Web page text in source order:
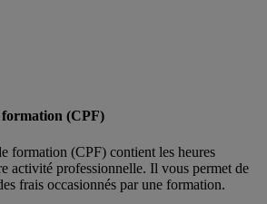
formation (CPF)
formation (CPF) contient les heures
activité professionnelle. Il vous permet de
frais occasionnés par une formation.